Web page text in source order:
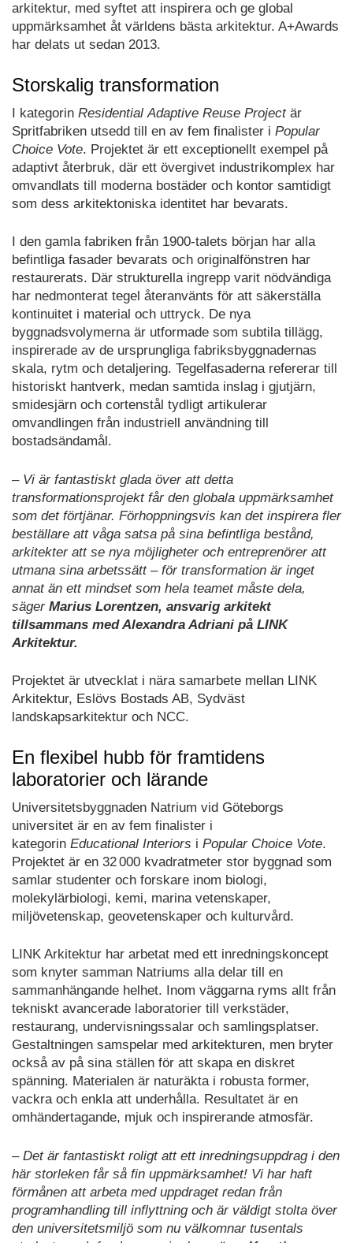
arkitektur, med syftet att inspirera och ge global
uppmärksamhet åt världens bästa arkitektur. A+Awards
har delats ut sedan 2013.
Storskalig transformation
I kategorin Residential Adaptive Reuse Projectär
Spritfabriken utsedd till en av fem finalister i Popular
Choice Vote. Projektet är ett exceptionellt exempel på
adaptivt återbruk, där ett övergivet industrikomplex har
omvandlats till moderna bostäder och kontor samtidigt
som dess arkitektoniska identitet har bevarats.
I den gamla fabriken från 1900-talets början har alla
befintliga fasader bevarats och originalfönstren har
restaurerats. Där strukturella ingrepp varit nödvändiga
har nedmonterat tegel återanvänts för att säkerställa
kontinuitet i material och uttryck. De nya
byggnadsvolymerna är utformade som subtila tillägg,
inspirerade av de ursprungliga fabriksbyggnadernas
skala, rytm och detaljering. Tegelfasaderna refererar till
historiskt hantverk, medan samtida inslag i gjutjärn,
smidesjärn och cortenstål tydligt artikulerar
omvandlingen från industriell användning till
bostadsändamål.
– Vi är fantastiskt glada över att detta
transformationsprojekt får den globala uppmärksamhet
som det förtjänar. Förhoppningsvis kan det inspirera fler
beställare att våga satsa på sina befintliga bestånd,
arkitekter att se nya möjligheter och entreprenörer att
utmana sina arbetssätt – för transformation är inget
annat än ett mindset som hela teamet måste dela,
säger Marius Lorentzen, ansvarig arkitekt
tillsammans med Alexandra Adriani på LINK
Arkitektur.
Projektet är utvecklat i nära samarbete mellan LINK
Arkitektur, Eslövs Bostads AB, Sydväst
landskapsarkitektur och NCC.
En flexibel hubb för framtidens
laboratorier och lärande
Universitetsbyggnaden Natrium vid Göteborgs
universitet är en av fem finalister i
kategorin Educational Interiors i Popular Choice Vote.
Projektet är en 32 000 kvadratmeter stor byggnad som
samlar studenter och forskare inom biologi,
molekylärbiologi, kemi, marina vetenskaper,
miljövetenskap, geovetenskaper och kulturvård.
LINK Arkitektur har arbetat med ett inredningskoncept
som knyter samman Natriums alla delar till en
sammanhängande helhet. Inom väggarna ryms allt från
tekniskt avancerade laboratorier till verkstäder,
restaurang, undervisningssalar och samlingsplatser.
Gestaltningen samspelar med arkitekturen, men bryter
också av på sina ställen för att skapa en diskret
spänning. Materialen är naturäkta i robusta former,
vackra och enkla att underhålla. Resultatet är en
omhändertagande, mjuk och inspirerande atmosfär.
– Det är fantastiskt roligt att ett inredningsuppdrag i den
här storleken får så fin uppmärksamhet! Vi har haft
förmånen att arbeta med uppdraget redan från
programhandling till inflyttning och är väldigt stolta över
den universitetsmiljö som nu välkomnar tusentals